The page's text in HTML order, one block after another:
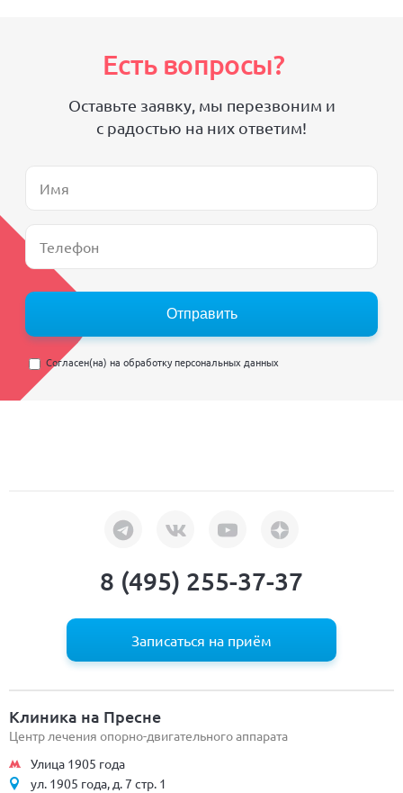
Есть вопросы?
Оставьте заявку, мы перезвоним и
с радостью на них ответим!
Отправить
Согласен(на) на обработку персональных данных
8 (495) 255-37-37
Записаться на приём
Клиника на Пресне
Центр лечения опорно-двигательного аппарата
Улица 1905 года
ул. 1905 года, д. 7 стр. 1